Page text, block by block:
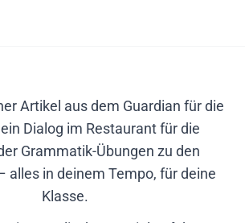
Artikel aus dem Guardian für die
Dialog im Restaurant für die
Grammatik-Übungen zu den
alles in deinem Tempo, für deine
Klasse.